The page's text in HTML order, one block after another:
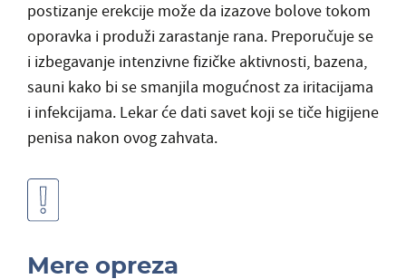
postizanje erekcije može da izazove bolove tokom
oporavka i produži zarastanje rana. Preporučuje se
i izbegavanje intenzivne fizičke aktivnosti, bazena,
sauni kako bi se smanjila mogućnost za iritacijama
i infekcijama. Lekar će dati savet koji se tiče higijene
penisa nakon ovog zahvata.
Mere opreza